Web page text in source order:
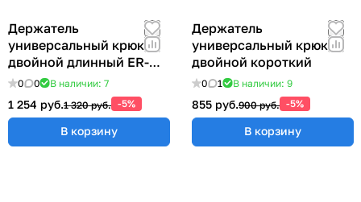
Держатель
универсальный крюк
двойной длинный ER-
00012769
0 0 В наличии: 7
1 254 руб.1 320 руб. -5%
В корзину
Держатель
универсальный крюк
двойной короткий
0 1 В наличии: 9
855 руб.900 руб. -5%
В корзину